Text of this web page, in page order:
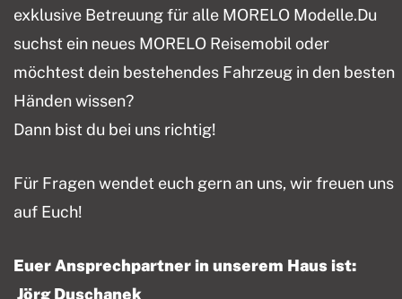
exklusive Betreuung für alle MORELO Modelle.Du
suchst ein neues MORELO Reisemobil oder
möchtest dein bestehendes Fahrzeug in den besten
Händen wissen?
Dann bist du bei uns richtig!
Für Fragen wendet euch gern an uns, wir freuen uns
auf Euch!
Euer Ansprechpartner in unserem Haus ist:
Jörg Duschanek